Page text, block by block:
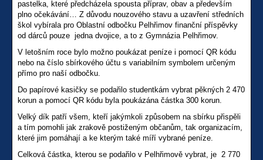
pastelka, které předcházela spousta příprav, obav a především
plno očekávání… Z důvodu nouzového stavu a uzavření středních
škol vybírala pro Oblastní odbočku Pelhřimov finanční příspěvky
od dárců pouze jedna dvojice, a to z Gymnázia Pelhřimov.
V letošním roce bylo možno poukázat peníze i pomocí QR kódu
nebo na číslo sbírkového účtu s variabilním symbolem určeným
přímo pro naší odbočku.
Do papírové kasičky se podařilo studentkám vybrat pěkných 2 470
korun a pomocí QR kódu byla poukázána částka 300 korun.
Velký dík patří všem, kteří jakýmkoli způsobem na sbírku přispěli
a tím pomohli jak zrakově postiženým občanům, tak organizacím,
které jim pomáhají a ke kterým také míří vybrané peníze.
Celková částka, kterou se podařilo v Pelhřimově vybrat, je 2 770